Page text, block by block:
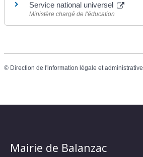
Service national universel
Ministère chargé de l'éducation
© Direction de l'information légale et administrative
Mairie de Balanzac